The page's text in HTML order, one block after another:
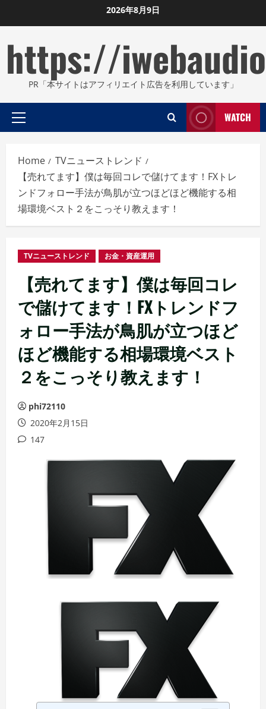
to
2026年8月9日
https://
PR「本サイトはアフィリエイト広告を利用しています」
Primary
WATCH
Home
TVニューストレンド
【売れてます】僕は毎回コレで儲けてます！FXトレ
ンドフォロー手法が鳥肌が立つほどほど機能する相
場環境ベスト２をこっそり教えます！
TVニューストレンド お金・資産運用
【売れてます】僕は毎回コレ
で儲けてます！FXトレンドフ
ォロー手法が鳥肌が立つほど
ほど機能する相場環境ベスト
２をこっそり教えます！
phi72110
2020年2月15日
147